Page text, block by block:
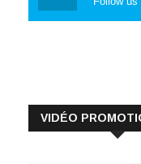
VIDÉO